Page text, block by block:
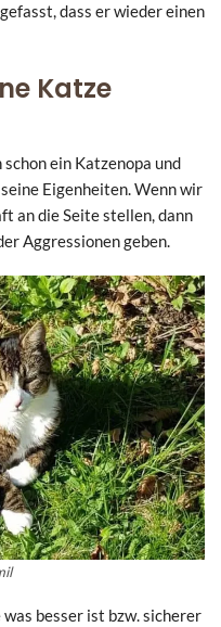
dass er wieder einen
Katze
ein Katzenopa und
Eigenheiten. Wenn wir
an die Seite stellen, dann
Aggressionen geben.
besser ist bzw. sicherer